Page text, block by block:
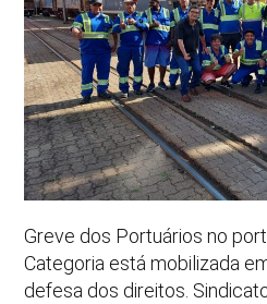
Greve dos Portuários no
Categoria está mobilizada
defesa dos direitos.